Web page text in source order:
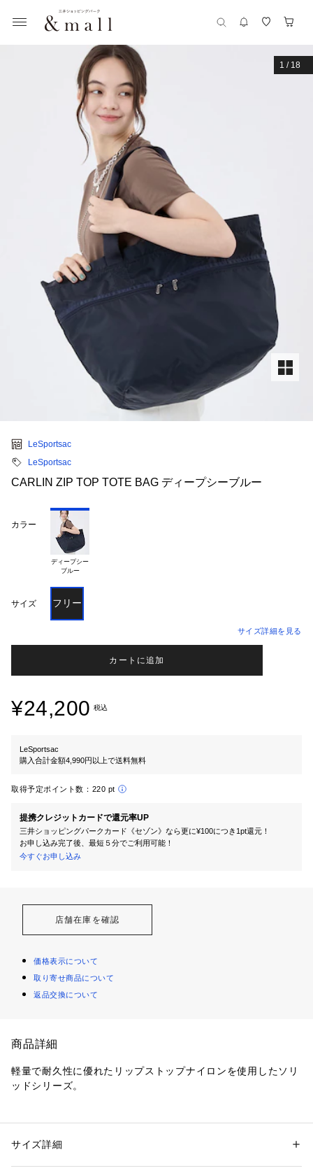
1 / 18
LeSportsac
LeSportsac
CARLIN ZIP TOP TOTE BAG ディープシーブルー
カラー
ディープシー
ブルー
サイズ フリー
サイズ詳細を見る
カートに追加
¥24,200 税込
LeSportsac
購入合計金額4,990円以上で送料無料
取得予定ポイント数： 220 pt
提携クレジットカードで還元率UP
三井ショッピングパークカード《セゾン》なら更に¥100につき1pt還元！
お申し込み完了後、最短５分でご利用可能！
今すぐお申し込み
店舗在庫を確認
価格表示について
取り寄せ商品について
返品交換について
商品詳細
軽量で耐久性に優れたリップストップナイロンを使用したソリ
ッドシリーズ。
性別：レディース
素材：ナイロン
サイズ詳細